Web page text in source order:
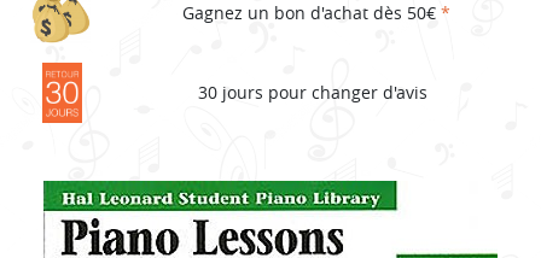
Gagnez un bon d'achat dès 50€ *
30 jours pour changer d'avis